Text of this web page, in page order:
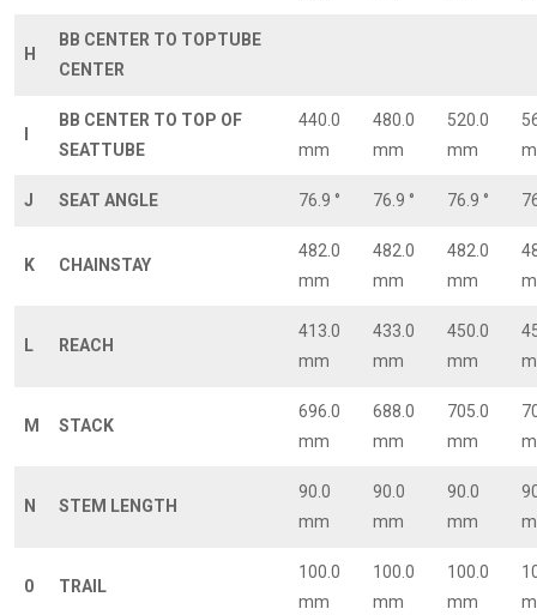
H
BB CENTER TO TOPTUBE
CENTER
BB CENTER TO TOP OF
SEATTUBE
440.0
mm
480.0
mm
520.0
mm
J SEAT ANGLE 76.9 ° 76.9 ° 76.9 °
K CHAINSTAY
482.0
mm
482.0
mm
482.0
mm
L REACH
413.0
mm
433.0
mm
450.0
mm
M STACK
696.0
mm
688.0
mm
705.0
mm
N STEM LENGTH
90.0
mm
90.0
mm
90.0
mm
0 TRAIL
100.0
mm
100.0
mm
100.0
mm